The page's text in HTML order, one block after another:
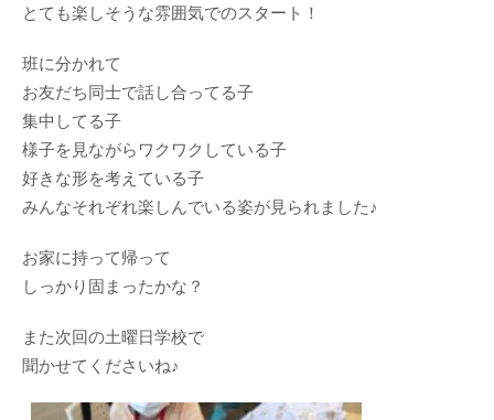
とても楽しそうな雰囲気でのスタート！
班に分かれて
お友だち同士で話し合ってる子
集中してる子
様子を見ながらワクワクしている子
好きな形を考えている子
みんなそれぞれ楽しんでいる姿が見られました♪
お家に持って帰って
しっかり固まったかな？
また次回の土曜日学校で
聞かせてくださいね♪